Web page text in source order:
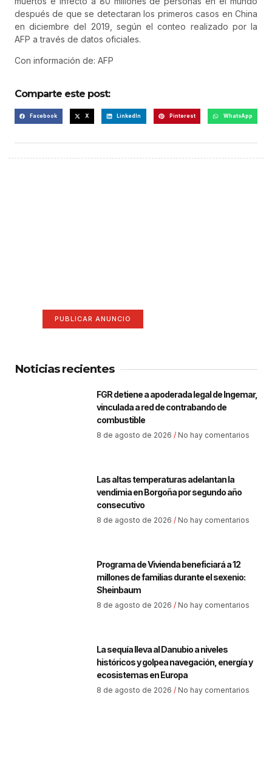
después de que se detectaran los primeros casos en China
en diciembre del 2019, según el conteo realizado por la
AFP a través de datos oficiales.
Con información de: AFP
Comparte este post:
Facebook X LinkedIn Pinterest WhatsApp
PUBLICAR ANUNCIO
Noticias recientes
FGR detiene a apoderada legal de Ingemar,
vinculada a red de contrabando de
combustible
8 de agosto de 2026 No hay comentarios
Las altas temperaturas adelantan la
vendimia en Borgoña por segundo año
consecutivo
8 de agosto de 2026 No hay comentarios
Programa de Vivienda beneficiará a 12
millones de familias durante el sexenio:
Sheinbaum
8 de agosto de 2026 No hay comentarios
La sequía lleva al Danubio a niveles
históricos y golpea navegación, energía y
ecosistemas en Europa
8 de agosto de 2026 No hay comentarios